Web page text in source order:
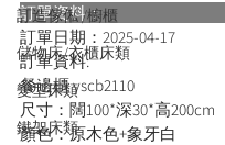
訂造傢俬 /櫥櫃
儲物床/衣櫃床類
變型床類
鐵架床類
訂單資料：
訂單日期： 2025-04-17
訂單資料:
餐邊櫃 yscb2110
尺寸：闊100*深30*高200cm
顏色：原木色+象牙白